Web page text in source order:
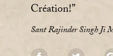
Création!
Sant Rajinder Singh Ji